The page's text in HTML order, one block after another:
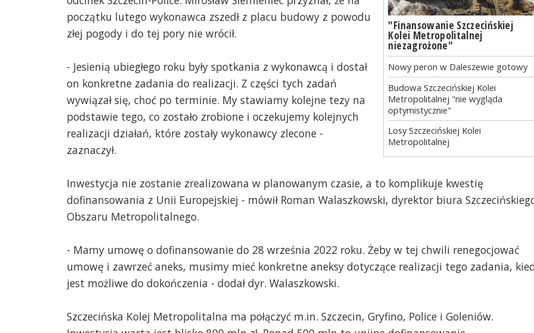
"Finansowanie Szczecińskiej
Kolei Metropolitalnej
niezagrożone"
Nowy peron w Daleszewie gotowy
Budowa Szczecińskiej Kolei
Metropolitalnej "nie wygląda
optymistycznie"
Losy Szczecińskiej Kolei
Metropolitalnej
początku lutego wykonawca zszedł z placu budowy z powodu
złej pogody i do tej pory nie wrócił.
- Jesienią ubiegłego roku były spotkania z wykonawcą i dostał
on konkretne zadania do realizacji. Z części tych zadań
wywiązał się, choć po terminie. My stawiamy kolejne tezy na
podstawie tego, co zostało zrobione i oczekujemy kolejnych
realizacji działań, które zostały wykonawcy zlecone -
zaznaczył.
Inwestycja nie zostanie zrealizowana w planowanym czasie, a to komplikuje kwestię
dofinansowania z Unii Europejskiej - mówił Roman Walaszkowski, dyrektor biura
Obszaru Metropolitalnego.
- Mamy umowę o dofinansowanie do 28 września 2022 roku. Żeby w tej chwili renegocjować
umowę i zawrzeć aneks, musimy mieć konkretne aneksy dotyczące realizacji tego zadania,
jest możliwe do dokończenia - dodał dyr. Walaszkowski.
Szczecińska Kolej Metropolitalna ma połączyć m.in. Szczecin, Gryfino, Police i Goleniów.